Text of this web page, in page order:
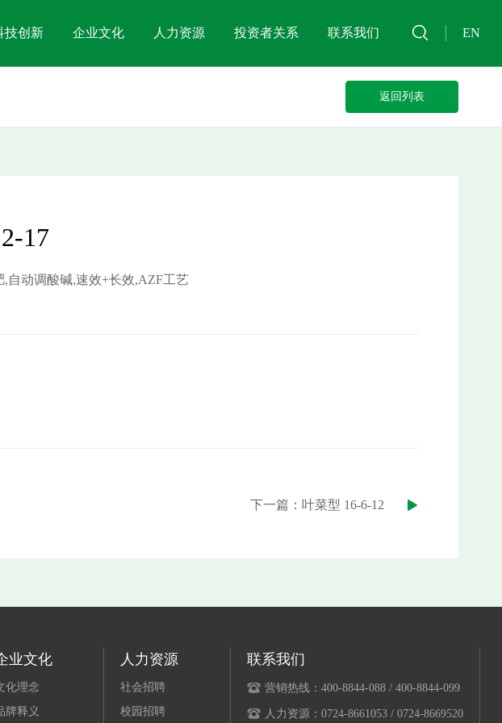
技创新 企业文化 人力资源 投资者关系 联系我们 EN
返回列表
17
动调酸碱,速效+长效,AZF工艺
下一篇：叶菜型 16-6-12
业文化
化理念
牌释义
人力资源
社会招聘
校园招聘
联系我们
营销热线：400-8844-088 / 400-8844-099
人力资源：0724-8661053 / 0724-8669520